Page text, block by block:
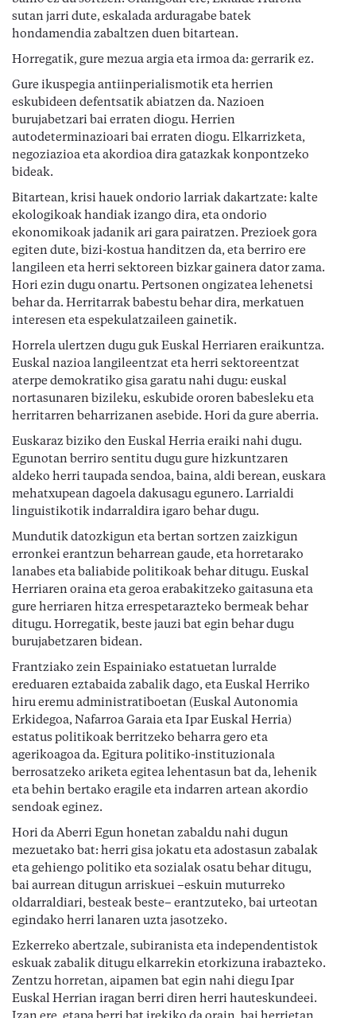
sutan jarri dute, eskalada arduragabe batek
hondamendia zabaltzen duen bitartean.
Horregatik, gure mezua argia eta irmoa da: gerrarik ez.
Gure ikuspegia antiinperialismotik eta herrien
eskubideen defentsatik abiatzen da. Nazioen
burujabetzari bai erraten diogu. Herrien
autodeterminazioari bai erraten diogu. Elkarrizketa,
negoziazioa eta akordioa dira gatazkak konpontzeko
bideak.
Bitartean, krisi hauek ondorio larriak dakartzate: kalte
ekologikoak handiak izango dira, eta ondorio
ekonomikoak jadanik ari gara pairatzen. Prezioek gora
egiten dute, bizi-kostua handitzen da, eta berriro ere
langileen eta herri sektoreen bizkar gainera dator zama.
Hori ezin dugu onartu. Pertsonen ongizatea lehenetsi
behar da. Herritarrak babestu behar dira, merkatuen
interesen eta espekulatzaileen gainetik.
Horrela ulertzen dugu guk Euskal Herriaren eraikuntza.
Euskal nazioa langileentzat eta herri sektoreentzat
aterpe demokratiko gisa garatu nahi dugu: euskal
nortasunaren bizileku, eskubide ororen babesleku eta
herritarren beharrizanen asebide. Hori da gure aberria.
Euskaraz biziko den Euskal Herria eraiki nahi dugu.
Egunotan berriro sentitu dugu gure hizkuntzaren
aldeko herri taupada sendoa, baina, aldi berean, euskara
mehatxupean dagoela dakusagu egunero. Larrialdi
linguistikotik indarraldira igaro behar dugu.
Mundutik datozkigun eta bertan sortzen zaizkigun
erronkei erantzun beharrean gaude, eta horretarako
lanabes eta baliabide politikoak behar ditugu. Euskal
Herriaren oraina eta geroa erabakitzeko gaitasuna eta
gure herriaren hitza errespetarazteko bermeak behar
ditugu. Horregatik, beste jauzi bat egin behar dugu
burujabetzaren bidean.
Frantziako zein Espainiako estatuetan lurralde
ereduaren eztabaida zabalik dago, eta Euskal Herriko
hiru eremu administratiboetan (Euskal Autonomia
Erkidegoa, Nafarroa Garaia eta Ipar Euskal Herria)
estatus politikoak berritzeko beharra gero eta
agerikoagoa da. Egitura politiko-instituzionala
berrosatzeko ariketa egitea lehentasun bat da, lehenik
eta behin bertako eragile eta indarren artean akordio
sendoak eginez.
Hori da Aberri Egun honetan zabaldu nahi dugun
mezuetako bat: herri gisa jokatu eta adostasun zabalak
eta gehiengo politiko eta sozialak osatu behar ditugu,
bai aurrean ditugun arriskuei –eskuin muturreko
oldarraldiari, besteak beste– erantzuteko, bai urteotan
egindako herri lanaren uzta jasotzeko.
Ezkerreko abertzale, subiranista eta independentistok
eskuak zabalik ditugu elkarrekin etorkizuna irabazteko.
Zentzu horretan, aipamen bat egin nahi diegu Ipar
Euskal Herrian iragan berri diren herri hauteskundeei.